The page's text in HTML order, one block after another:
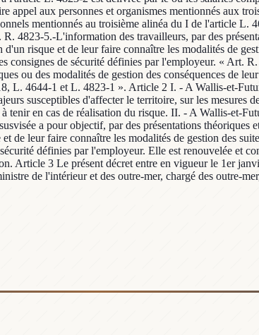
aux personnes et organismes mentionnés aux
mentionnés au troisième alinéa du I de l'article
4823-5.-L'information des travailleurs, par des
risque et de leur faire connaître les modalités de
consignes de sécurité définies par l'employeur. « Art.
ou des modalités de gestion des conséquences de
L. 4644-1 et L. 4823-1 ». Article 2 I. - A Wallis-et-
susceptibles d'affecter le territoire, sur les mesures
tenir en cas de réalisation du risque. II. - A Wallis-et-
a pour objectif, par des présentations théoriques
de leur faire connaître les modalités de gestion des
définies par l'employeur. Elle est renouvelée et
Article 3 Le présent décret entre en vigueur le 1er
de l'intérieur et des outre-mer, chargé des outre-